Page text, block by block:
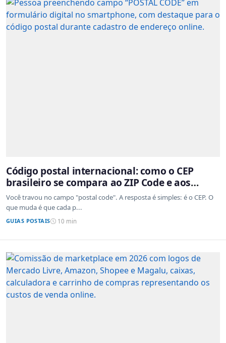
Código postal internacional: como o CEP
brasileiro se compara ao ZIP Code e aos
sistemas de outros países
Você travou no campo "postal code". A resposta é simples: é o CEP. O
que muda é que cada p...
GUIAS POSTAIS 10 min